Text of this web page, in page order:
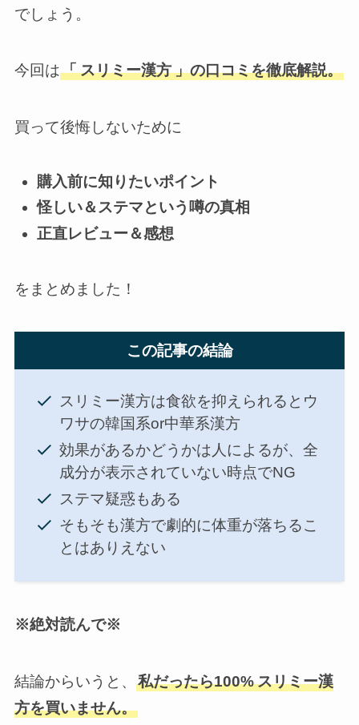
でしょう。
今回は「スリミー漢方」の口コミを徹底解説。
買って後悔しないために
購入前に知りたいポイント
怪しい＆ステマという噂の真相
正直レビュー＆感想
をまとめました！
この記事の結論
スリミー漢方は食欲を抑えられるとウ
ワサの韓国系or中華系漢方
効果があるかどうかは人によるが、全
成分が表示されていない時点でNG
ステマ疑惑もある
そもそも漢方で劇的に体重が落ちるこ
とはありえない
※絶対読んで※
結論からいうと、 私だったら100%スリミー漢
方を買いません。